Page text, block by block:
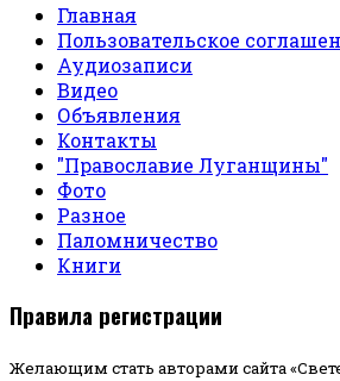
Главная
Пользовательское
Аудиозаписи
Видео
Объявления
Контакты
"Православие Луганщины"
Фото
Разное
Паломничество
Книги
Правила регистрации
Желающим стать авторами сайта